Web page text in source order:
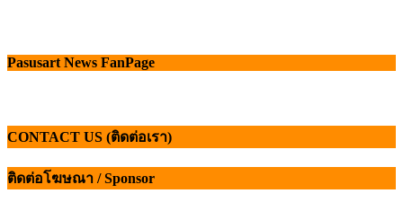
Pasusart News FanPage
CONTACT US (ติดต่อเรา)
ติดต่อโฆษณา / Sponsor